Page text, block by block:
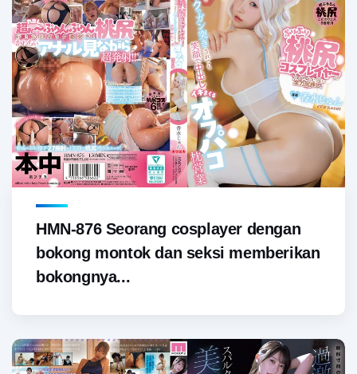
HMN-876 Seorang cosplayer dengan
bokong montok dan seksi memberikan
bokongnya...